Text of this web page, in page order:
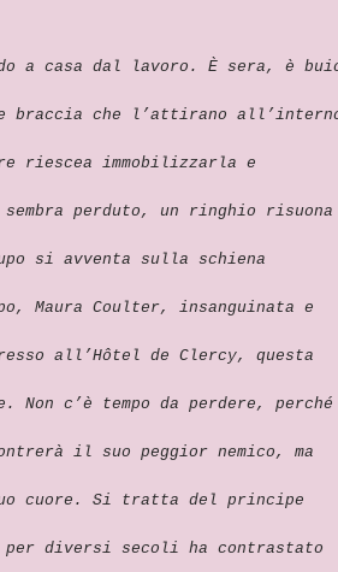
a casa dal lavoro. È sera, è
braccia che l’attirano
riescea immobilizzarla e
perduto, un ringhio risuona
si avventa sulla schiena
Maura Coulter, insanguinata e
all’Hôtel de Clercy, questa
Non c’è tempo da perdere, perché
il suo peggior nemico, ma
cuore. Si tratta del principe
per diversi secoli ha contrastato